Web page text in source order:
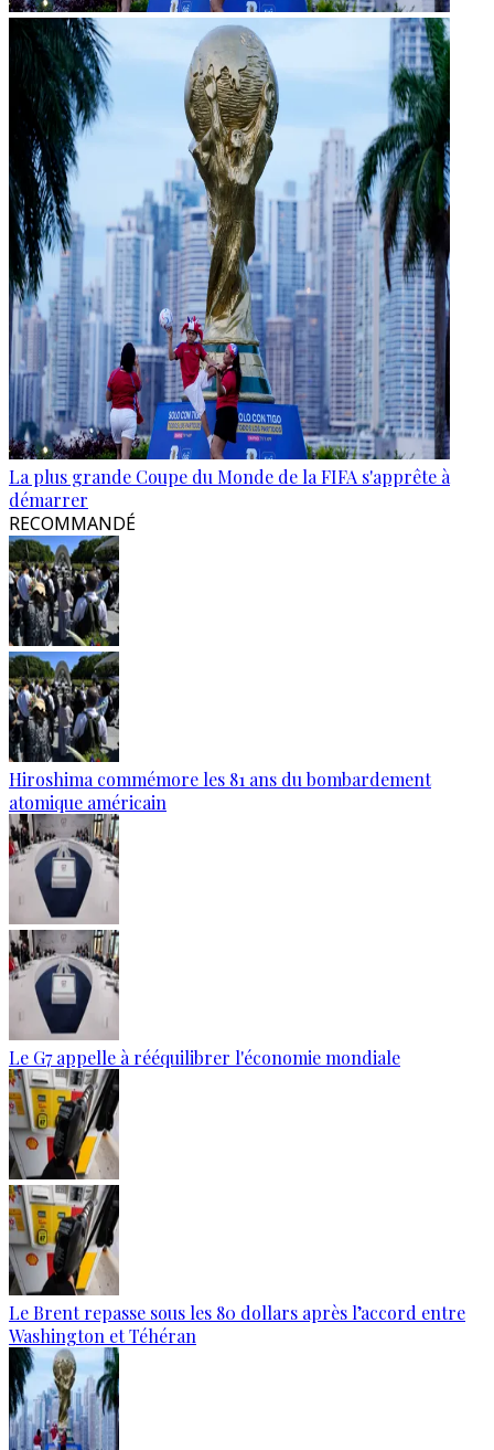
La plus grande Coupe du Monde de la FIFA s'apprête à
démarrer
RECOMMANDÉ
Hiroshima commémore les 81 ans du bombardement
atomique américain
Le G7 appelle à rééquilibrer l'économie mondiale
Le Brent repasse sous les 80 dollars après l’accord entre
Washington et Téhéran